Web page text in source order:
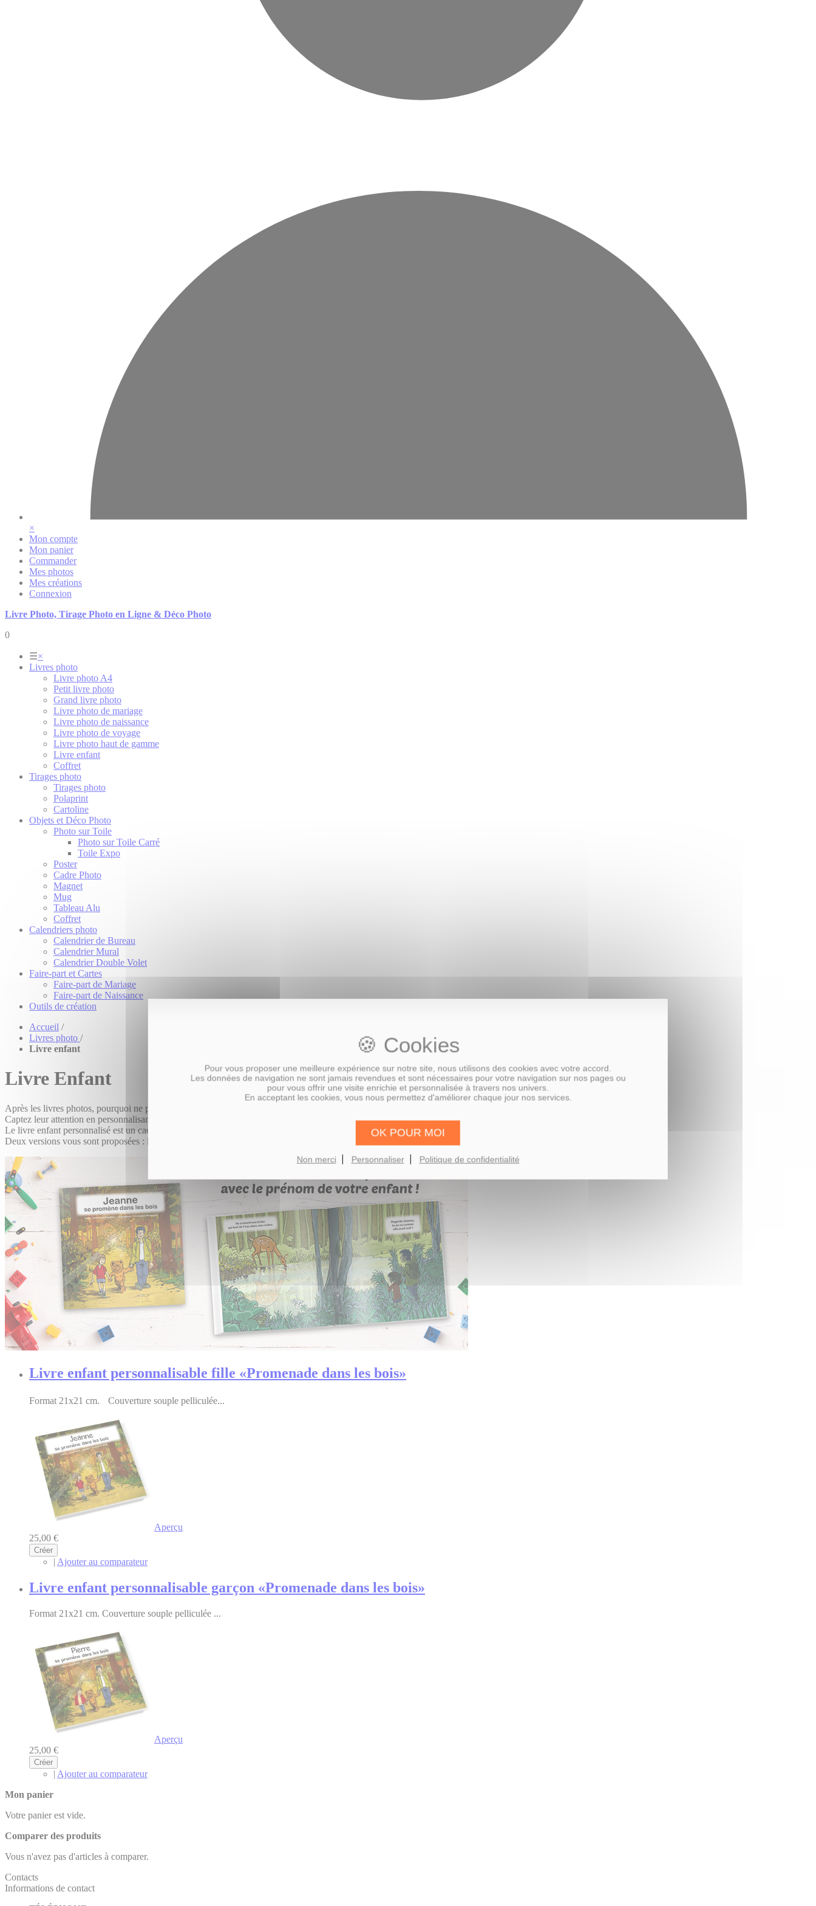
Pour vous proposer une meilleure expérience sur notre site, nous utilisons des cookies avec votre accord.
Les données de navigation ne sont jamais revendues et sont nécessaires pour votre navigation sur nos pages ou
pour vous offrir une visite enrichie et personnalisée à travers nos univers.
En acceptant les cookies, vous nous permettez d'améliorer chaque jour nos services.
OK POUR MOI
Non merci Personnaliser Politique de confidentialité
×
Mon compte
Mon panier
Commander
Mes photos
Mes créations
Connexion
Livre Photo, Tirage Photo en Ligne & Déco Photo
0
☰×
Livres photo
Livre photo A4
Petit livre photo
Grand livre photo
Livre photo de mariage
Livre photo de naissance
Livre photo de voyage
Livre photo haut de gamme
Livre enfant
Coffret
Tirages photo
Tirages photo
Polaprint
Cartoline
Objets et Déco Photo
Photo sur Toile
Photo sur Toile Carré
Toile Expo
Poster
Cadre Photo
Magnet
Mug
Tableau Alu
Coffret
Calendriers photo
Calendrier de Bureau
Calendrier Mural
Calendrier Double Volet
Faire-part et Cartes
Faire-part de Mariage
Faire-part de Naissance
Outils de création
Accueil /
Livres photo /
Livre enfant
Livre Enfant
Après les livres photos, pourquoi ne pas personnaliser les histoires de vos enfants ?
Captez leur attention en personnalisant le prénom du personnage principal : en retrouvant son prénom dès la couverture du livre, votre enfant devient le héros du récit.
Le livre enfant personnalisé est un cadeau idéal pour faire plaisir et développer le goût de la lecture.
Deux versions vous sont proposées : la version fille et la version garçon.
Livre enfant personnalisable fille «Promenade dans les bois»
Format 21x21 cm. Couverture souple pelliculée...
Aperçu
25,00 €
Créer
| Ajouter au comparateur
Livre enfant personnalisable garçon «Promenade dans les bois»
Format 21x21 cm. Couverture souple pelliculée ...
Aperçu
25,00 €
Créer
| Ajouter au comparateur
Mon panier
Votre panier est vide.
Comparer des produits
Vous n'avez pas d'articles à comparer.
Contacts
Informations de contact